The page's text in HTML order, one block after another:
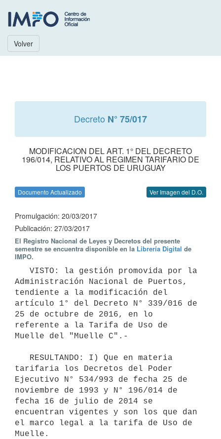
Volver
Decreto N° 75/017
MODIFICACION DEL ART. 1° DEL DECRETO
196/014, RELATIVO AL REGIMEN TARIFARIO DE
LOS PUERTOS DE URUGUAY
Documento Actualizado Ver Imagen del D.O.
Promulgación: 20/03/2017
Publicación: 27/03/2017
El Registro Nacional de Leyes y Decretos del presente
semestre se encuentra disponible en la Librería Digital de
IMPO.
Administración Nacional de Puertos,
tendiente a la modificación del
artículo 1° del Decreto N° 339/016 de
25 de octubre de 2016, en lo
referente a la Tarifa de Uso de
Muelle del "Muelle C".-
tarifaria los Decretos del Poder
Ejecutivo N° 534/993 de fecha 25 de
noviembre de 1993 y N° 196/014 de
fecha 16 de julio de 2014 se
encuentran vigentes y son los que dan
el marco legal a la tarifa de Uso de
Muelle.